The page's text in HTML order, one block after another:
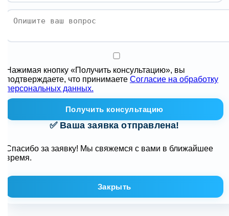
кнопку «Получить консультацию», вы
что принимаетеСогласие на обработку
данных.
Получить консультацию
✅ Ваша заявка отправлена!
за заявку! Мы свяжемся с вами в ближайшее
Закрыть